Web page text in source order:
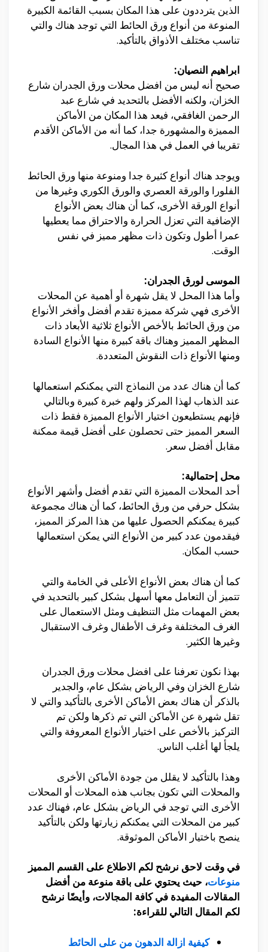
الذين يترددون على هذا المكان بسبب القائمة الكبيرة
المنوعة من أنواع ورق الحائط التي توجد هناك والتي
تناسب مختلف الأذواق بالتأكيد.
ابراهيم النصيان:
صحيح أنه ليس من افضل محلات ورق الجدران شارع
الخزان، ولكنه الأفضل بالتحديد في شارع عبد
الرحمن الغافقي، فيعد هذا المكان من الأماكن
المميزة والمشهورة جدا، كما أنه من الأماكن الأقدم
تقريبا في العمل في هذا المجال.
ويوجد هناك أنواع كثيرة جدا ومنوعة منها ورق الحائط
الفلورا والورقة العصري والورق الكوري وغيرها من
أنواع الورقة الأخرى، كما أن هناك بعض الأنواع
الإضافية التي تعزل الحرارة والاحتراق مما يعطيها
عمرا أطول وتكون ذات مظهر مميز في نفس
الوقت.
الموسى لورق الجدران:
وأما هذا المحل لا يقل شهرة أو أهمية عن المحلات
الأخرى فهي شركة مميزة تقدم أفضل وأفخر الأنواع
من ورق الحائط بالأخص الأنواع ثلاثية الأبعاد ذات
المظهر المميز وهناك باقة كبيرة منها الأنواع السادة
ومنها الأنواع ذات النقوش المتعددة.
كما أن هناك عدد من النماذج التي يمكنكم استعمالها
عند الذهاب لهذا المركز ولهم خبرة كبيرة وبالتالي
فإنهم يستطيعون اختيار الأنواع المميزة فقط ذات
السعر المميز حتى تحصلون على أفضل قيمة ممكنة
مقابل أفضل سعر.
محل إحتمالية:
أحد المحلات المميزة التي تقدم أفضل وأشهر الأنواع
بشكل حرفي من ورق الحائط، كما أن هناك مجموعة
كبيرة يمكنكم الحصول عليها من هذا المركز المميز،
فيقدمون عدد كبير من الأنواع التي يمكن استعمالها
حسب المكان.
كما أن هناك بعض الأنواع الأعلى في الخامة والتي
تتميز أن التعامل معها أسهل بشكل كبير بالتحديد في
بعض المهمات مثل التنظيف ومثل الاستعمال على
الغرف المختلفة وغرف الأطفال وغرف الاستقبال
وغيرها الكثير.
بهذا نكون تعرفنا على افضل محلات ورق الجدران
شارع الخزان وفي الرياض بشكل عام، والجدير
بالذكر أن هناك بعض الأماكن الأخرى بالتأكيد والتي لا
تقل شهرة عن الأماكن التي تم ذكرها ولكن تم
التركيز بالأخص على اختيار الأنواع المعروفة والتي
يلجأ لها أغلب الناس.
وهذا بالتأكيد لا يقلل من جودة الأماكن الأخرى
والمحلات التي تكون بجانب هذه المحلات أو المحلات
الأخرى التي توجد في الرياض بشكل عام، فهناك عدد
كبير من المحلات التي يمكنكم زيارتها ولكن بالتأكيد
ينصح باختيار الأماكن الموثوقة.
في وقت لاحق نرشح لكم الاطلاع على القسم المميز
منوعات، حيث يحتوي على باقة منوعة من أفضل
المقالات المفيدة في كافة المجالات، وأيضًا نرشح
لكم المقال التالي للقراءة:
كيفية ازالة الدهون من على الحائط